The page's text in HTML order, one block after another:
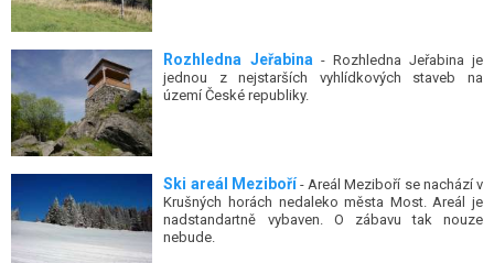
Rozhledna Jeřabina- Rozhledna Jeřabina je
jednou z nejstarších vyhlídkových staveb na
území České republiky.
Ski areál Meziboří- Areál Meziboří se nachází v
Krušných horách nedaleko města Most. Areál je
nadstandartně vybaven. O zábavu tak nouze
nebude.